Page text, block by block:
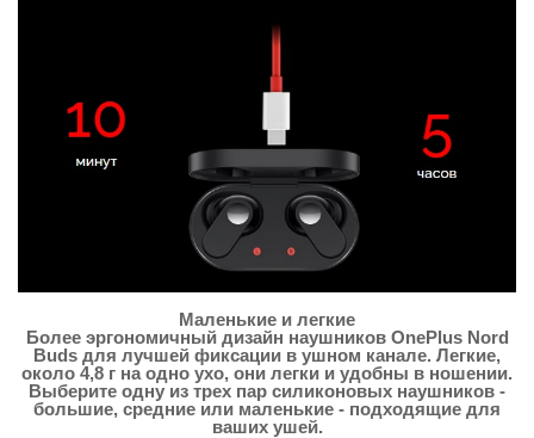
Маленькие и легкие
Более эргономичный дизайн наушников OnePlus Nord
Buds для лучшей фиксации в ушном канале. Легкие,
около 4,8 г на одно ухо, они легки и удобны в ношении.
Выберите одну из трех пар силиконовых наушников -
большие, средние или маленькие - подходящие для
ваших ушей.